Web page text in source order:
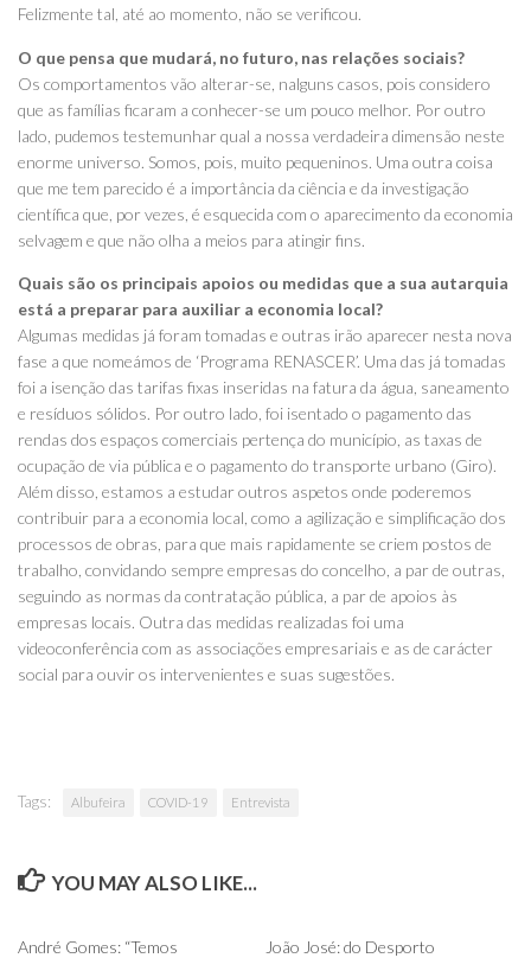
Felizmente tal, até ao momento, não se verificou.
O que pensa que mudará, no futuro, nas relações sociais?
Os comportamentos vão alterar-se, nalguns casos, pois considero
que as famílias ficaram a conhecer-se um pouco melhor. Por outro
lado, pudemos testemunhar qual a nossa verdadeira dimensão neste
enorme universo. Somos, pois, muito pequeninos. Uma outra coisa
que me tem parecido é a importância da ciência e da investigação
científica que, por vezes, é esquecida com o aparecimento da economia
selvagem e que não olha a meios para atingir fins.
Quais são os principais apoios ou medidas que a sua autarquia
está a preparar para auxiliar a economia local?
Algumas medidas já foram tomadas e outras irão aparecer nesta nova
fase a que nomeámos de ‘Programa RENASCER’. Uma das já tomadas
foi a isenção das tarifas fixas inseridas na fatura da água, saneamento
e resíduos sólidos. Por outro lado, foi isentado o pagamento das
rendas dos espaços comerciais pertença do município, as taxas de
ocupação de via pública e o pagamento do transporte urbano (Giro).
Além disso, estamos a estudar outros aspetos onde poderemos
contribuir para a economia local, como a agilização e simplificação dos
processos de obras, para que mais rapidamente se criem postos de
trabalho, convidando sempre empresas do concelho, a par de outras,
seguindo as normas da contratação pública, a par de apoios às
empresas locais. Outra das medidas realizadas foi uma
videoconferência com as associações empresariais e as de carácter
social para ouvir os intervenientes e suas sugestões.
Tags: Albufeira COVID-19 Entrevista
YOU MAY ALSO LIKE...
André Gomes: “Temos
João José: do Desporto